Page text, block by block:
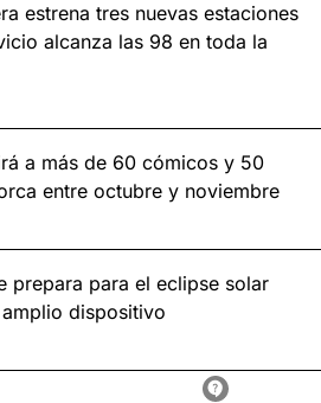
estrena tres nuevas estaciones
alcanza las 98 en toda la
a más de 60 cómicos y 50
entre octubre y noviembre
prepara para el eclipse solar
dispositivo